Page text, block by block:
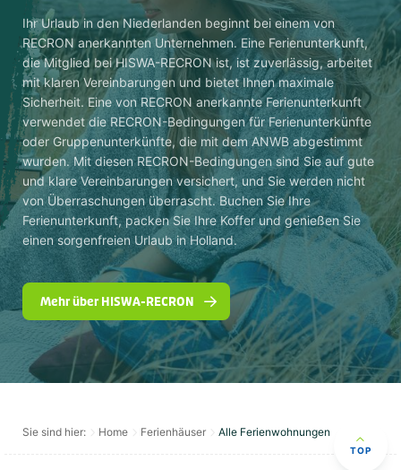
Ihr Urlaub in den Niederlanden beginnt bei einem von
RECRON anerkannten Unternehmen. Eine Ferienunterkunft,
die Mitglied bei HISWA-RECRON ist, ist zuverlässig, arbeitet
mit klaren Vereinbarungen und bietet Ihnen maximale
Sicherheit. Eine von RECRON anerkannte Ferienunterkunft
verwendet die RECRON-Bedingungen für Ferienunterkünfte
oder Gruppenunterkünfte, die mit dem ANWB abgestimmt
wurden. Mit diesen RECRON-Bedingungen sind Sie auf gute
und klare Vereinbarungen versichert, und Sie werden nicht
von Überraschungen überrascht. Buchen Sie Ihre
Ferienunterkunft, packen Sie Ihre Koffer und genießen Sie
einen sorgenfreien Urlaub in Holland.
Mehr über HISWA-RECRON
Sie sind hier: Home Ferienhäuser Alle Ferienwohnungen
TOP